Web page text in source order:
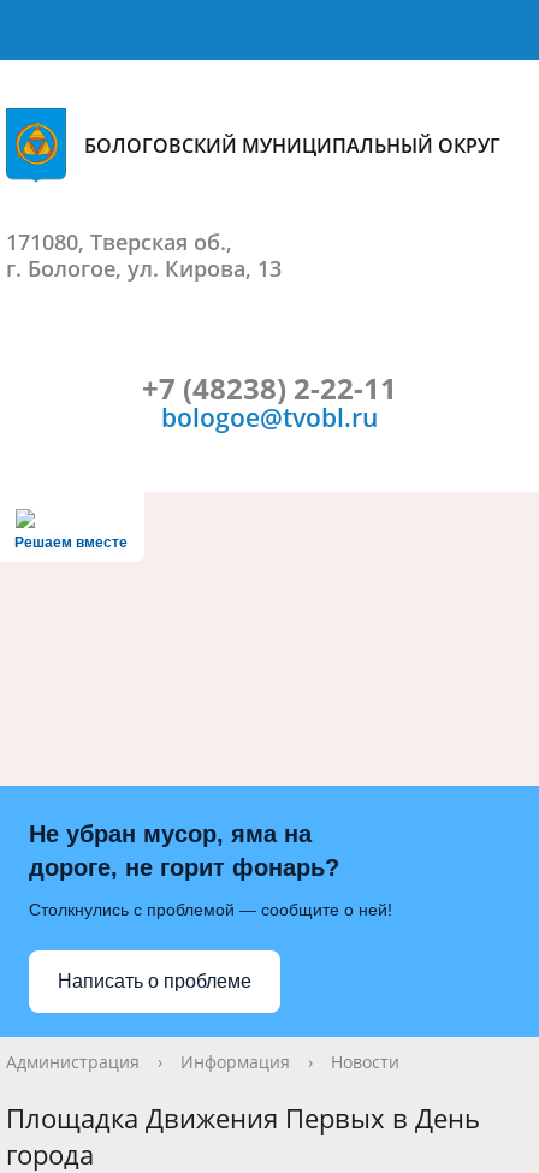
БОЛОГОВСКИЙ МУНИЦИПАЛЬНЫЙ ОКРУГ
171080, Тверская об.,
г. Бологое, ул. Кирова, 13
+7 (48238) 2-22-11
bologoe@tvobl.ru
Решаем вместе
Не убран мусор, яма на
дороге, не горит фонарь?
Столкнулись с проблемой — сообщите о ней!
Написать о проблеме
Администрация › Информация › Новости
Площадка Движения Первых в День
города